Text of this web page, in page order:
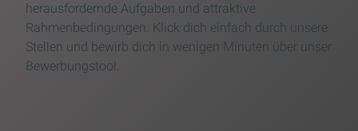
herausfordernde Aufgaben und attraktive
Rahmenbedingungen. Klick dich einfach durch unsere
Stellen und bewirb dich in wenigen Minuten über unser
Bewerbungstool.